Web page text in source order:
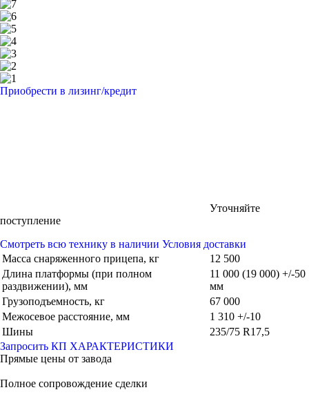
Приобрести в лизинг/кредит
Уточняйте
поступление
Смотреть всю технику в наличии Условия доставки
Масса снаряженного прицепа, кг
12 500
Длина платформы (при полном
раздвижении), мм
11 000 (19 000) +/-50
мм
Грузоподъемность, кг
67 000
Межосевое расстояние, мм
1 310 +/-10
Шины
235/75 R17,5
Запросить КП ХАРАКТЕРИСТИКИ
Прямые цены от завода
Полное сопровождение сделки